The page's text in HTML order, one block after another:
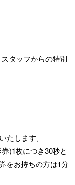
タッフからの特別
たします。
)1枚につき30秒と
をお持ちの方は1分